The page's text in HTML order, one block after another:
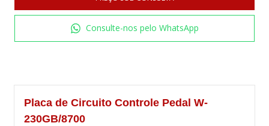
Consulte-nos pelo WhatsApp
Placa de Circuito Controle Pedal W-
230GB/8700